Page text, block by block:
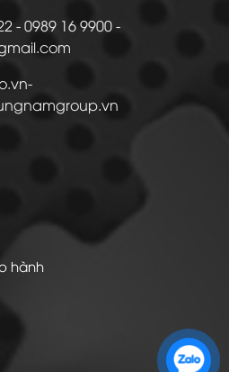
6622 - 0989 16 9900 -
hành